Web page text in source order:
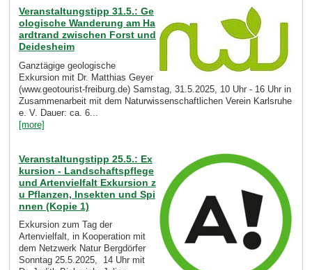
Veranstaltungstipp 31.5.: Ge
ologische Wanderung am Ha
ardtrand zwischen Forst und
Deidesheim
Ganztägige geologische
Exkursion mit Dr. Matthias Geyer
(www.geotourist-freiburg.de) Samstag, 31.5.2025, 10 Uhr - 16 Uhr in
Zusammenarbeit mit dem Naturwissenschaftlichen Verein Karlsruhe
e. V. Dauer: ca. 6...
[more]
Veranstaltungstipp 25.5.: Ex
kursion - Landschaftspflege
und Artenvielfalt Exkursion z
u Pflanzen, Insekten und Spi
nnen (Kopie 1)
Exkursion zum Tag der
Artenvielfalt, in Kooperation mit
dem Netzwerk Natur Bergdörfer
Sonntag 25.5.2025, 14 Uhr mit